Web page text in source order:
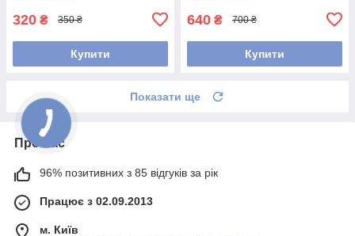
320 ₴ 350 ₴
Купити
640 ₴ 700 ₴
Купити
Показати ще
Про нас
96% позитивних з 85 відгуків за рік
Працює з 02.09.2013
м. Київ